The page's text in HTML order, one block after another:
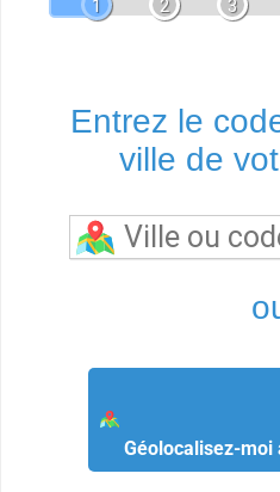
1 2 3
Entrez le
ville de
Géolocalisez-